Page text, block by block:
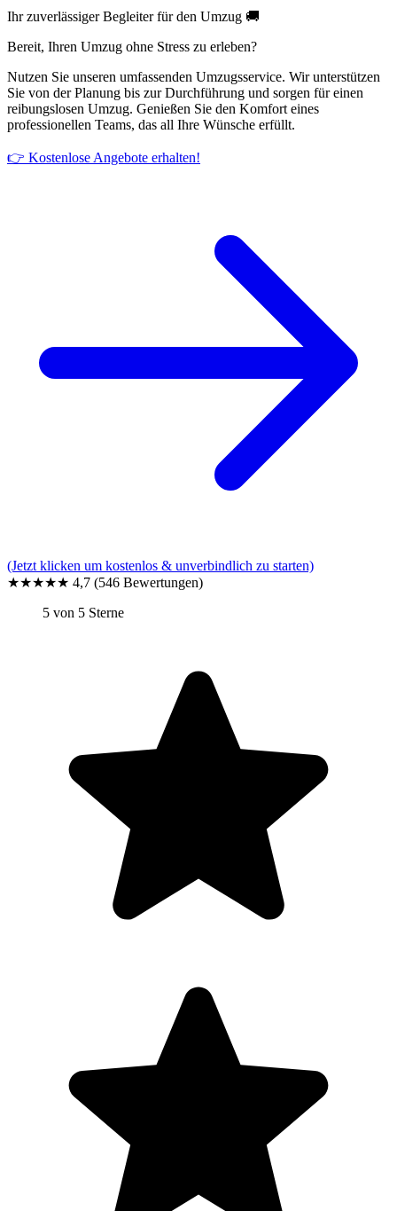
Ihr zuverlässiger Begleiter für den Umzug 🚚
Bereit, Ihren Umzug ohne Stress zu erleben?
Nutzen Sie unseren umfassenden Umzugsservice. Wir unterstützen
Sie von der Planung bis zur Durchführung und sorgen für einen
reibungslosen Umzug. Genießen Sie den Komfort eines
professionellen Teams, das all Ihre Wünsche erfüllt.
👉 Kostenlose Angebote erhalten!
(Jetzt klicken um kostenlos & unverbindlich zu starten)
★★★★★ 4,7 (546 Bewertungen)
5 von 5 Sterne